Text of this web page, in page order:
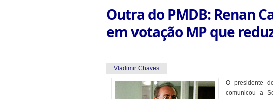
Outra do PMDB: Renan
em votação MP que
Vladimir Chaves
O presidente
comunicou a